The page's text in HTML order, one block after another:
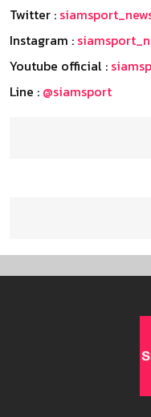
Twitter :
Instagram :
Youtube official :
Line : @siamsport